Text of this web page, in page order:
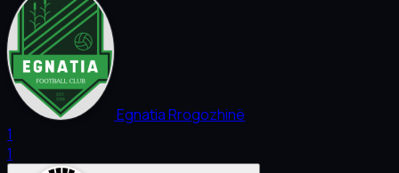
Egnatia Rrogozhinë
1
1